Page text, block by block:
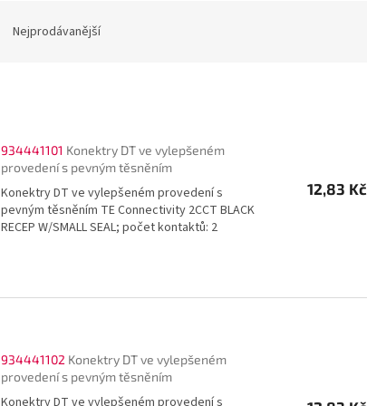
Nejprodávanější
934441101 Konektry DT ve vylepšeném
provedení s pevným těsněním
Konektry DT ve vylepšeném provedení s
pevným těsněním TE Connectivity 2CCT BLACK
RECEP W/SMALL SEAL; počet kontaktů: 2
12,83 Kč
934441102 Konektry DT ve vylepšeném
provedení s pevným těsněním